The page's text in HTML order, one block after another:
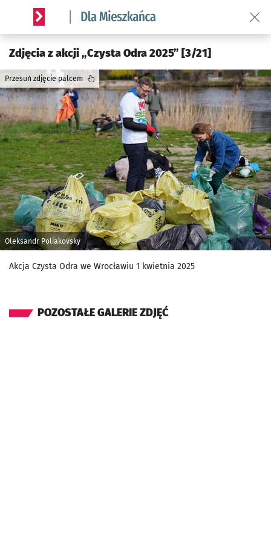
Serwis informacyjny wroclaw.pl podserwis: Dla mieszkańca
Zdjęcia z akcji „Czysta Odra 2025” [3/21]
Oleksandr Poliakovsky
Przesuń zdjęcie palcem
Akcja Czysta Odra we Wrocławiu 1 kwietnia 2025
POZOSTAŁE GALERIE ZDJĘĆ